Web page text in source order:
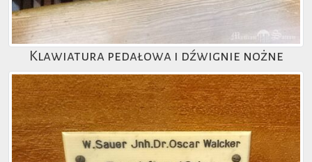
Klawiatura pedałowa i dźwignie nożne